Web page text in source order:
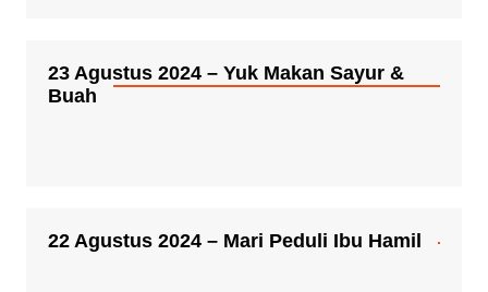
23 Agustus 2024 – Yuk Makan Sayur &
Buah
22 Agustus 2024 – Mari Peduli Ibu Hamil